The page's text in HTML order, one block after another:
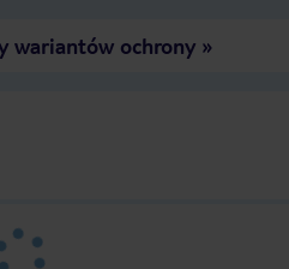
wariantów ochrony»